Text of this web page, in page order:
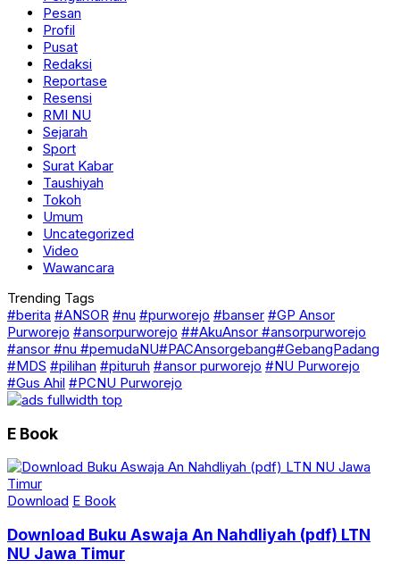
Pesan
Profil
Pusat
Redaksi
Reportase
Resensi
RMI NU
Sejarah
Sport
Surat Kabar
Taushiyah
Tokoh
Umum
Uncategorized
Video
Wawancara
Trending Tags
#berita #ANSOR #nu #purworejo #banser #GP Ansor
Purworejo #ansorpurworejo ##AkuAnsor #ansorpurworejo
#ansor #nu #pemudaNU#PACAnsorgebang#GebangPadang
#MDS #pilihan #pituruh #ansor purworejo #NU Purworejo
#Gus Ahil #PCNU Purworejo
E Book
Download E Book
Download Buku Aswaja An Nahdliyah (pdf) LTN
NU Jawa Timur